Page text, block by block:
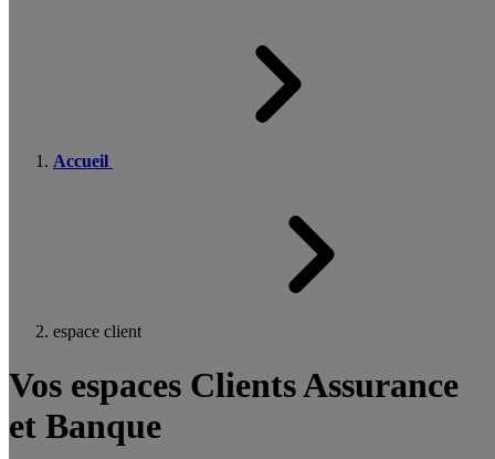
Accueil
espace client
Vos espaces Clients Assurance
et Banque